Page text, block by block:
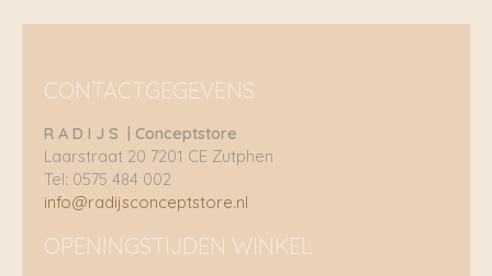
CONTACTGEGEVENS
R A D I J S | Conceptstore
Laarstraat 20 7201 CE Zutphen
Tel: 0575 484 002
info@radijsconceptstore.nl
OPENINGSTIJDEN WINKEL